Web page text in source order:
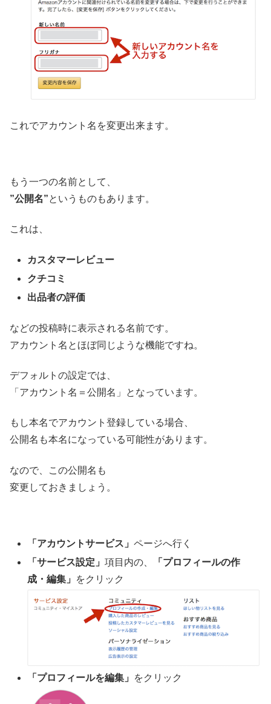
これでアカウント名を変更出来ます。
もう一つの名前として、
”公開名”というものもあります。
これは、
カスタマーレビュー
クチコミ
出品者の評価
などの投稿時に表示される名前です。
アカウント名とほぼ同じような機能ですね。
デフォルトの設定では、
「アカウント名＝公開名」となっています。
もし本名でアカウント登録している場合、
公開名も本名になっている可能性があります。
なので、この公開名も
変更しておきましょう。
「アカウントサービス」ページへ行く
「サービス設定」項目内の、
「プロフィールの作
成・編集」
をクリック
「プロフィールを編集」 をクリック